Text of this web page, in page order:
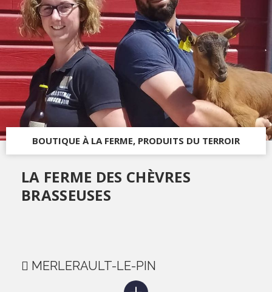
BOUTIQUE À LA FERME, PRODUITS DU TERROIR
LA FERME DES CHÈVRES
BRASSEUSES
MERLERAULT-LE-PIN